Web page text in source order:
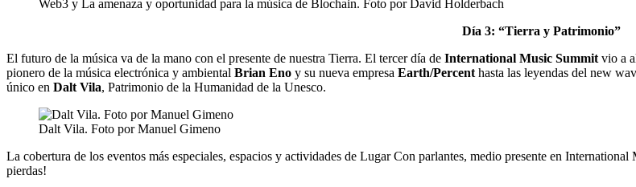
Web3 y La amenaza y oportunidad para la música de Blochain. Foto por David Holderbach
Día 3: “Tierra y Patrimonio”
El futuro de la música va de la mano con el presente de nuestra Tierra. El tercer día de International Music Summit vio a
pionero de la música electrónica y ambiental Brian Eno y su nueva empresa Earth/Percent hasta las leyendas del new
único en Dalt Vila, Patrimonio de la Humanidad de la Unesco.
Dalt Vila. Foto por Manuel Gimeno
La cobertura de los eventos más especiales, espacios y actividades de Lugar Con parlantes, medio presente en
pierdas!